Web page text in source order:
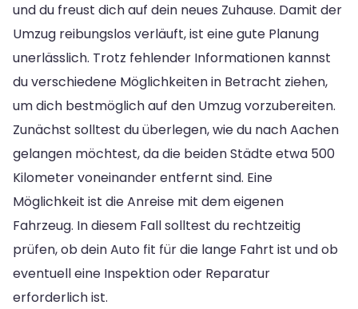
und du freust dich auf dein neues Zuhause. Damit der
Umzug reibungslos verläuft, ist eine gute Planung
unerlässlich. Trotz fehlender Informationen kannst
du verschiedene Möglichkeiten in Betracht ziehen,
um dich bestmöglich auf den Umzug vorzubereiten.
Zunächst solltest du überlegen, wie du nach Aachen
gelangen möchtest, da die beiden Städte etwa 500
Kilometer voneinander entfernt sind. Eine
Möglichkeit ist die Anreise mit dem eigenen
Fahrzeug. In diesem Fall solltest du rechtzeitig
prüfen, ob dein Auto fit für die lange Fahrt ist und ob
eventuell eine Inspektion oder Reparatur
erforderlich ist.